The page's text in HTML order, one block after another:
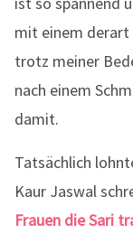
mit einem derart
trotz meiner
nach einem
damit.
Tatsächlich
Kaur Jaswal
Frauen die Sari